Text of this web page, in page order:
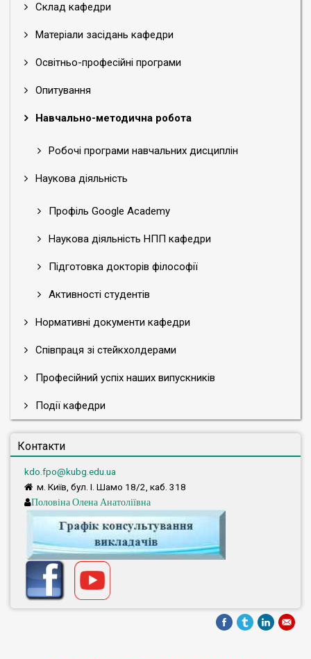
Склад кафедри
Матеріали засідань кафедри
Освітньо-професійні програми
Опитування
Навчально-методична робота
Робочі програми навчальних дисциплін
Наукова діяльність
Профіль Google Academy
Наукова діяльність НПП кафедри
Підготовка докторів філософії
Активності студентів
Нормативні документи кафедри
Співпраця зі стейкхолдерами
Професійний успіх наших випускників
Події кафедри
Контакти
kdo.fpo@kubg.edu.ua
м. Київ, бул. І. Шамо 18/2, каб. 318
Половіна Олена Анатоліївна